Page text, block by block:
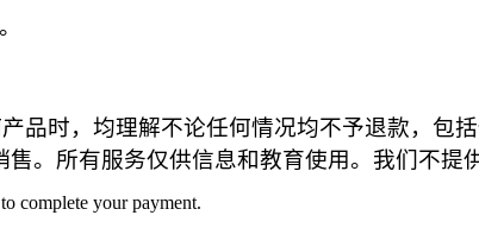
品时，均理解不论任何情况均不予退款，包
。所有服务仅供信息和教育使用。我们不提
to complete your payment.